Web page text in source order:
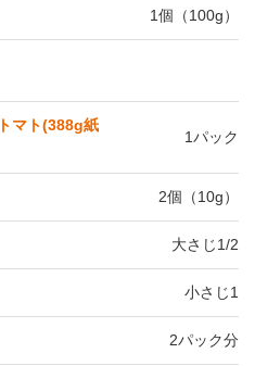
1個（100g）
マト(388g紙
1パック
2個（10g）
大さじ1/2
小さじ1
2パック分